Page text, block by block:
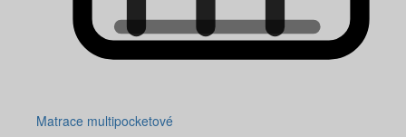
Matrace multipocketové